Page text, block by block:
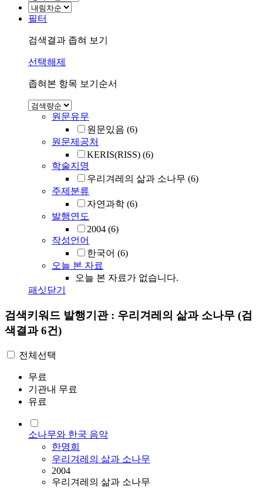
필터
검색결과 좁혀 보기
선택해제
좁혀본 항목 보기순서
원문유무
원문있음 (6)
원문제공처
KERIS(RISS) (6)
학술지명
우리겨레의 삶과 소나무 (6)
주제분류
자연과학 (6)
발행연도
2004 (6)
작성언어
한국어 (6)
오늘 본 자료
오늘 본 자료가 없습니다.
패싯닫기
검색키워드 발행기관 : 우리겨레의 삶과 소나무 (검
색결과 6건)
전체선택
무료
기관내 무료
유료
소나무와 한국 음악
한명희
우리겨레의 삶과 소나무
2004
우리겨레의 삶과 소나무